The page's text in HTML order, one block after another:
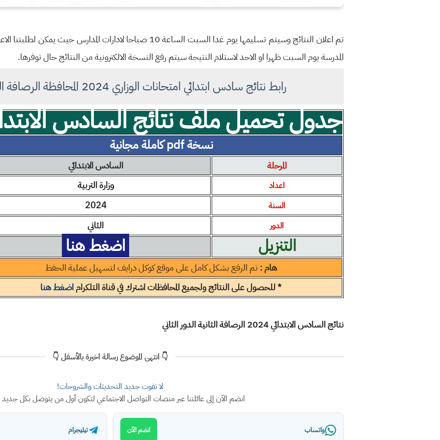
تم اعلان النتائج وسيتم تسليمها يوم غدا السبت الساعة 10 صباحا لادارات
المدرسة يوم السبت ظهرا او الاحد لاستلام النتيجة سيتم رفع النسخة الالكترونية من النتائج حال توفرها.
رابط نتائج سادس ابتدائي امتحانات الوزاري 2024 المحافظة الرصافة الثانية الدور الثاني
جدول تحميل ملف نتائج السادس
نسخة pdf كاملة مجانية
المرحلة السادس الابتدائي
اعداد وزارة التربية
السنة 2024
الدور الثاني
التنزيل اضغط هنا
هام :تم الرفع بشكل كامل على موقع كوكل درايف لتسهيل عملية الحفظ
* للحصول على النتائج ولجميع المحافظات اشترك في قناة التلكراماضغط هنا
نتائج السادس الابتدائي 2024 الرصافة الثانية الدور الثاني
👇 انتهى الموضوع رسالة اخيرة بالأسفل 👇
لا تفوت جديد التحديثات والشروحات!
انضم الآن إلى عائلتنا عبر منصات التواصل الاجتماعي لتكون أول من يتوصل بكل
واتساب انضم الآن تيليجرام